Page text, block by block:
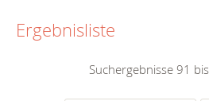
Ergebnisliste
Suchergebnisse 91